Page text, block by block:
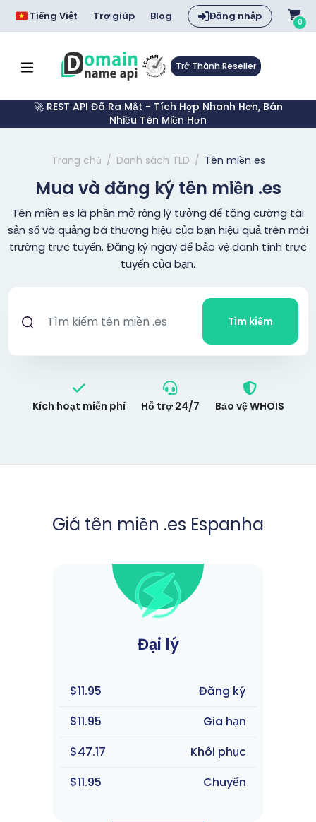
Tiếng Việt Trợ giúp Blog Đăng nhập 0
Trở Thành Reseller
🚀 REST API Đã Ra Mắt - Tích Hợp Nhanh Hơn, Bán
Nhiều Tên Miền Hơn
Trang chủ Danh sách TLD Tên miền es
Mua và đăng ký tên miền .es
Tên miền es là phần mở rộng lý tưởng để tăng cường tài
sản số và quảng bá thương hiệu của bạn hiệu quả trên môi
trường trực tuyến. Đăng ký ngay để bảo vệ danh tính trực
tuyến của bạn.
Tìm kiếm
Kích hoạt miễn phí Hỗ trợ 24/7 Bảo vệ WHOIS
Giá tên miền .es Espanha
Đại lý
$11.95
Đăng ký
$11.95
Gia hạn
$47.17
Khôi phục
$11.95
Chuyển